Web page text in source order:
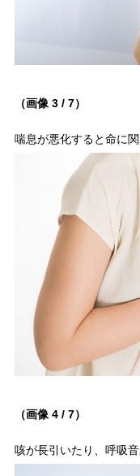
（画像 3 / 7）
喘息が悪化すると命に
（画像 4 / 7）
咳が長引いたり、呼吸